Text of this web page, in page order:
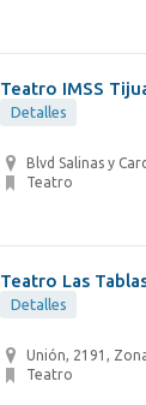
Teatro IMSS
Detalles
Blvd Salinas y
Teatro
Teatro Las
Detalles
Unión, 2191,
Teatro